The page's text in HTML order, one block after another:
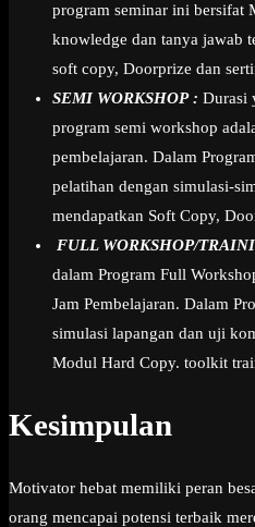
program seminar ini bersifat
knowledge dan tanya jawab
soft copy, Doorprize dan
SEMI WORKSHOP : Durasi
program semi workshop
pembelajaran. Dalam
pelatihan dengan simulasi-
mendapatkan Soft Copy,
FULL WORKSHOP/
dalam Program Full
Jam Pembelajaran. Dalam
simulasi lapangan dan uji
Modul Hard Copy. toolkit
Kesimpulan
Motivator hebat memiliki peran
orang mencapai potensi terbaik